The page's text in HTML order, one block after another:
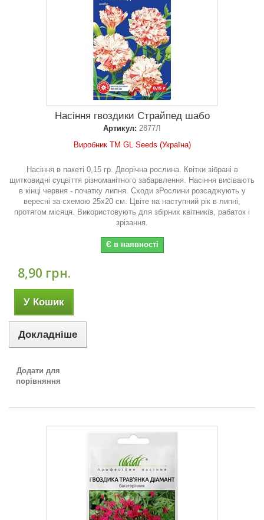
Насіння гвоздики Страйпед шабо
Артикул: 2877Л
Виробник ТМ GL Seeds (Україна)
Насіння в пакеті 0,15 гр. Дворічна рослина. Квітки зібрані в
щитковидні суцвіття різноманітного забарвлення. Насіння висівають
в кінці червня - початку липня. Сходи зРослини розсаджують у
вересні за схемою 25х20 см. Цвіте на наступний рік в липні,
протягом місяця. Використовують для збірних квітників, рабаток і
зрізання.
Є в наявності
8,90 грн.
У Кошик
Докладніше
Додати для
порівняння